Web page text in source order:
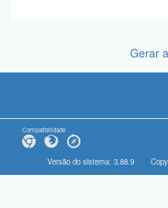
Gerar
Compatibilidade
Versão do sistema: 3.88.9